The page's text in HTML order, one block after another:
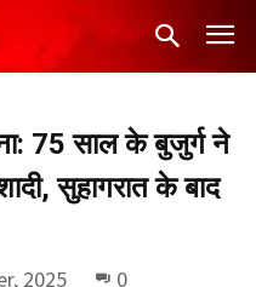
75 साल के बुजुर्ग ने
सुहागरात के बाद
2025 0